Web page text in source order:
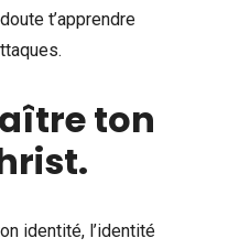
t’apprendre
ton
identité, l’identité